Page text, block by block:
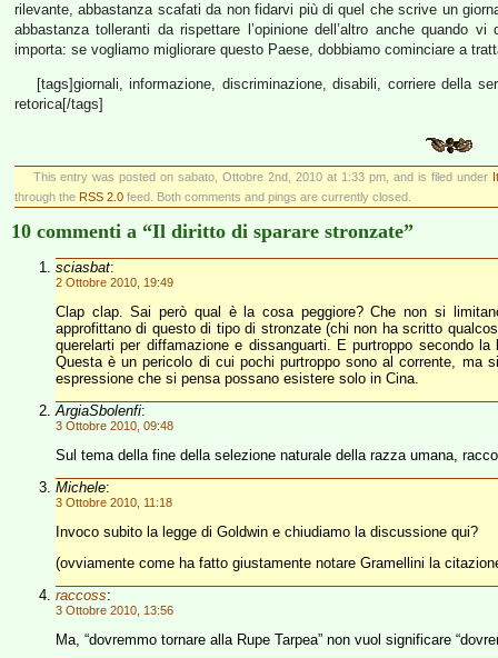
rilevante, abbastanza scafati da non fidarvi più di quel che scrive un
abbastanza tolleranti da rispettare l’opinione dell’altro anche
importa: se vogliamo migliorare questo Paese, dobbiamo cominciare a
[tags]giornali, informazione, discriminazione, disabili, corriere della
retorica[/tags]
This entry was posted on sabato, Ottobre 2nd, 2010 at 1:33 pm, and is filed under
through the RSS 2.0 feed. Both comments and pings are currently closed.
10 commenti a “Il diritto di sparare stronzate”
sciasbat:
2 Ottobre 2010, 19:49
Clap clap. Sai però qual è la cosa peggiore? Che non si
approfittano di questo di tipo di stronzate (chi non ha scritto
querelarti per diffamazione e dissanguarti. E purtroppo secondo
Questa è un pericolo di cui pochi purtroppo sono al corrente, ma
espressione che si pensa possano esistere solo in Cina.
ArgiaSbolenfi:
3 Ottobre 2010, 09:48
Sul tema della fine della selezione naturale della razza umana,
Michele:
3 Ottobre 2010, 11:18
Invoco subito la legge di Goldwin e chiudiamo la discussione qui?
(ovviamente come ha fatto giustamente notare Gramellini la
raccoss:
3 Ottobre 2010, 13:56
Ma, “dovremmo tornare alla Rupe Tarpea” non vuol significare